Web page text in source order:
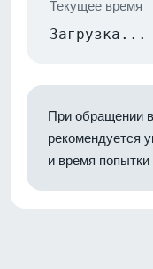
Текущее время
Загрузка...
При обращении
рекомендуется
и время попытки